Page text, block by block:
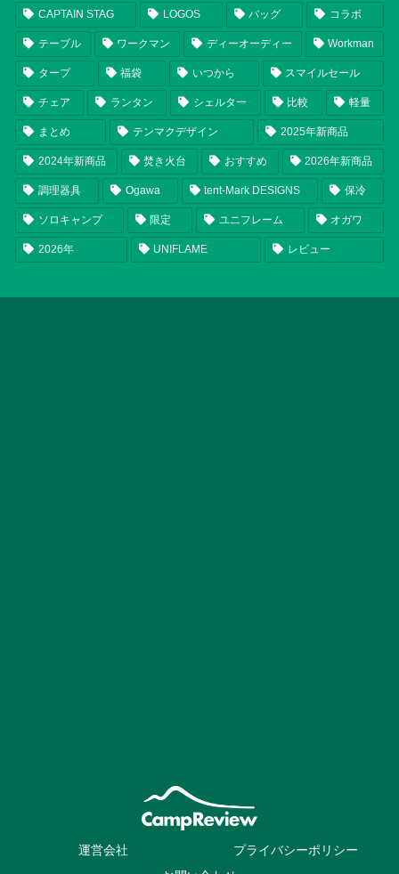
CAPTAIN STAG LOGOS バッグ コラボ
テーブル ワークマン ディーオーディー Workman
タープ 福袋 いつから スマイルセール
チェア ランタン シェルター 比較 軽量
まとめ テンマクデザイン 2025年新商品
2024年新商品 焚き火台 おすすめ 2026年新商品
調理器具 Ogawa tent-Mark DESIGNS 保冷
ソロキャンプ 限定 ユニフレーム オガワ
2026年 UNIFLAME レビュー
運営会社
プライバシーポリシー